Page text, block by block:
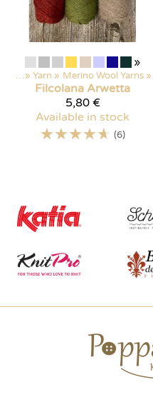
»
‪» Yarn ‪» Merino Wool Yarns ‪»
Filcolana Arwetta
5,80 €
Available in stock
☆☆☆☆☆ (6)